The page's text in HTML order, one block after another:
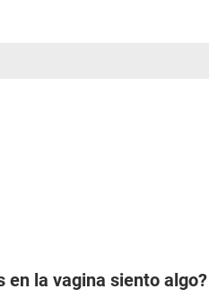
en la vagina siento algo?